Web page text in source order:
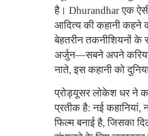
है। Dhurandhar एक
आदित्य की कहानी
बेहतरीन तकनीशियनों के
अर्जुन—सबने अपने करियर
नाते, इस कहानी को
प्रोड्यूसर लोकेश धर ने
प्रतीक है: नई
फिल्म बनाई है, जिसका